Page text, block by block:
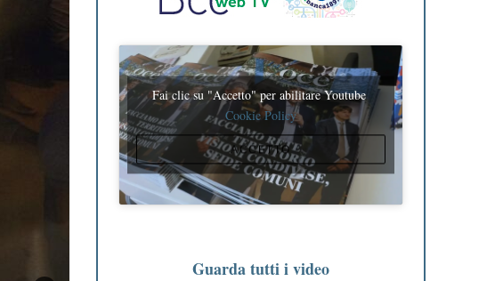
Fai clic su "Accetto" per abilitare Youtube
Cookie Policy
ACCETTO
Guarda tutti i video